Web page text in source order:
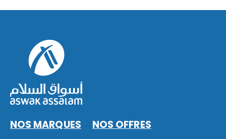
NOS MARQUES NOS OFFRES